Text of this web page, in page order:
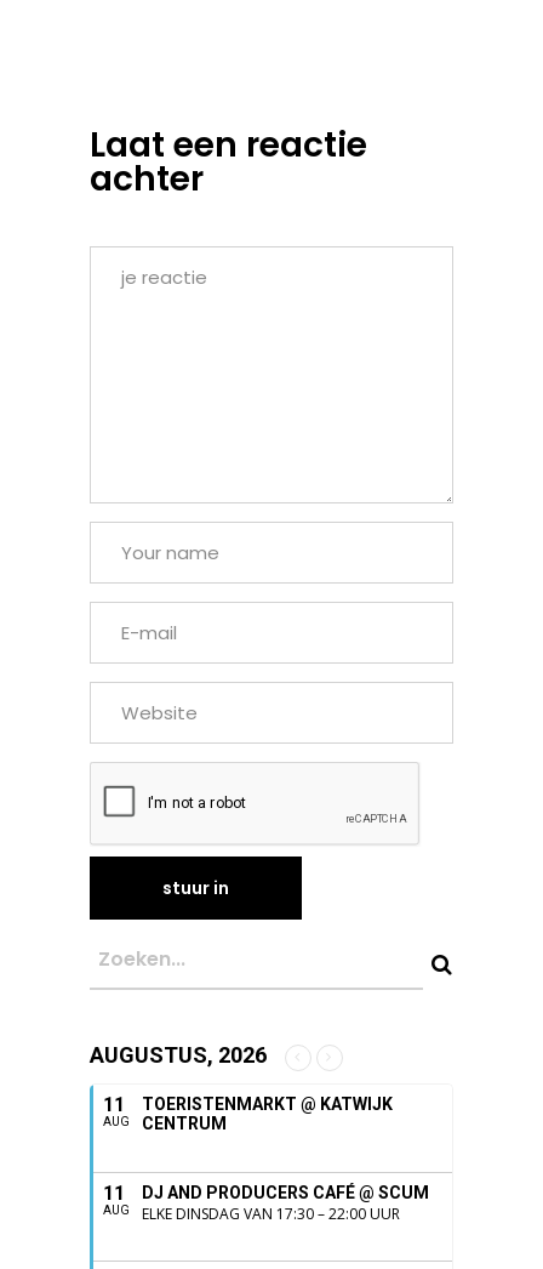
Laat een reactie
achter
AUGUSTUS, 2026
11
AUG
TOERISTENMARKT @ KATWIJK
CENTRUM
11
AUG
DJ AND PRODUCERS CAFÉ @ SCUM
ELKE DINSDAG VAN 17:30 – 22:00 UUR